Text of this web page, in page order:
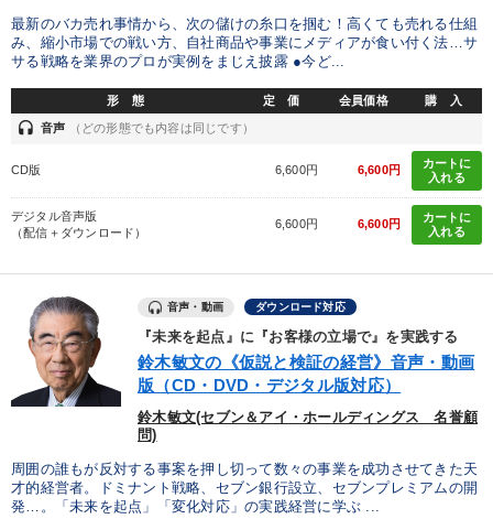
最新のバカ売れ事情から、次の儲けの糸口を掴む！高くても売れる仕組
み、縮小市場での戦い方、自社商品や事業にメディアが食い付く法…サ
サる戦略を業界のプロが実例をまじえ披露 ●今ど...
形 態 定 価 会員価格 購 入
headset 音声 （どの形態でも内容は同じです）
CD版 6,600円 6,600円
カートに
入れる
デジタル音声版
（配信＋ダウンロード）
6,600円 6,600円
カートに
入れる
音声・動画 ダウンロード対応
『未来を起点』に『お客様の立場で』を実践する
鈴木敏文の《仮説と検証の経営》音声・動画
版（CD・DVD・デジタル版対応）
鈴木敏文(セブン＆アイ・ホールディングス 名誉顧
問)
周囲の誰もが反対する事案を押し切って数々の事業を成功させてきた天
才的経営者。ドミナント戦略、セブン銀行設立、セブンプレミアムの開
発…。「未来を起点」「変化対応」の実践経営に学ぶ ...